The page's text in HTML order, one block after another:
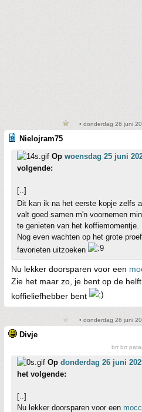
• donderdag 26 juni
Nielojram75
Op woensdag 25 juni
volgende:
[..]
Dit kan ik na het eerste kopje zelfs
valt goed samen m'n voornemen
te genieten van het koffiemomentje.
Nog even wachten op het grote
favorieten uitzoeken
Nu lekker doorsparen voor een
Zie het maar zo, je bent op de
koffieliefhebber bent
• donderdag 26 juni
Divje
brr brr
Op donderdag 26 juni
het volgende:
[..]
Nu lekker doorsparen voor een